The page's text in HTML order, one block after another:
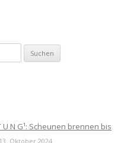
U N G¹: Scheunen brennen bis
13. Oktober 2024